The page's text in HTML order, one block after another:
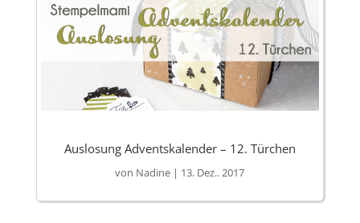
Auslosung Adventskalender – 12. Türchen
von Nadine | 13. Dez.. 2017